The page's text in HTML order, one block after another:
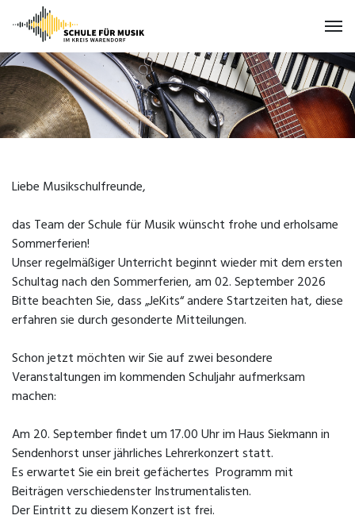
Liebe Musikschulfreunde,
das Team der Schule für Musik wünscht frohe und erholsame
Sommerferien!
Unser regelmäßiger Unterricht beginnt wieder mit dem ersten
Schultag nach den Sommerferien, am 02. September 2026
Bitte beachten Sie, dass „JeKits“ andere Startzeiten hat, diese
erfahren sie durch gesonderte Mitteilungen.
Schon jetzt möchten wir Sie auf zwei besondere
Veranstaltungen im kommenden Schuljahr aufmerksam
machen:
Am 20. September findet um 17.00 Uhr im Haus Siekmann in
Sendenhorst unser jährliches Lehrerkonzert statt.
Es erwartet Sie ein breit gefächertes Programm mit
Beiträgen verschiedenster Instrumentalisten.
Der Eintritt zu diesem Konzert ist frei.